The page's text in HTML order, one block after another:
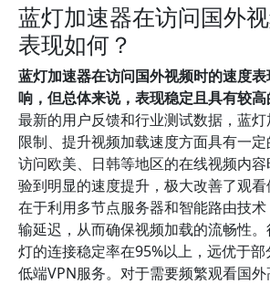
蓝灯加速器在访问国外
表现如何？
蓝灯加速器在访问国外视频时的速度
响，但总体来说，表现稳定且具有较高
最新的用户反馈和行业测试数据，蓝
限制、提升视频加载速度方面具有一
访问欧美、日韩等地区的在线视频内
验到明显的速度提升，极大改善了观
在于利用多节点服务器和智能路由技
输延迟，从而确保视频加载的流畅性
灯的连接稳定率在95%以上，远优于
低端VPN服务。对于需要频繁观看国